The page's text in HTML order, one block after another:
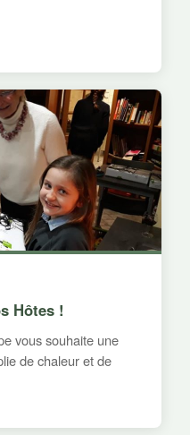
Hôtes !
vous souhaite une
de chaleur et de